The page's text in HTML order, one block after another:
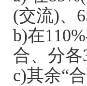
(交流)、
b)在
合、分各
c)其余“